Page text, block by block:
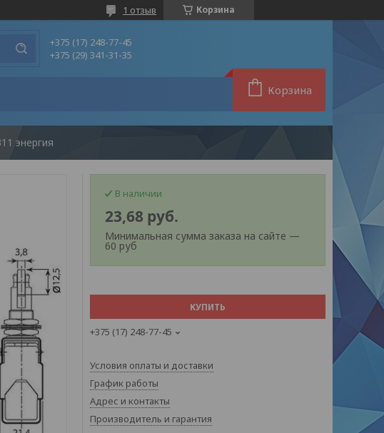
Корзина
1 отзыв
+375 (17) 248-77-45
+375 (29) 341-31-35
Корзина
энергия
В наличии
23,68 руб.
Минимальная сумма заказа на сайте —
60 руб
КУПИТЬ
+375 (17) 248-77-45
Условия оплаты и доставки
График работы
Адрес и контакты
Производитель и гарантия